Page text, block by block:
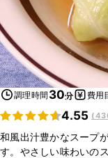
調理時間 30分 費用
4.55 (
和風出汁豊かなスープ
す。やさしい味わいの